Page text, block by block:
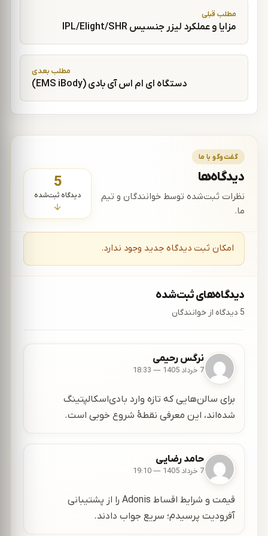
راهبری نوشته
مطلب قبلی
مزایا و عملکرد لیزر جنسیس IPL/Elight/SHR
مطلب بعدی
دستگاه ای ام اس آی بادی (EMS iBody)
گفت‌وگو با ما
دیدگاه‌ها
نظرات ثبت‌شده توسط خوانندگان و تیم
ما.
5
دیدگاه ثبت‌شده
امکان ثبت دیدگاه جدید وجود ندارد.
دیدگاه‌های ثبت‌شده
5 دیدگاه از خوانندگان
نرگس رحیمی
7 خرداد 1405 — 18:33
برای سالن‌هایی که تازه وارد بادی‌اسکالپتینگ
شده‌اند، این معرفی نقطهٔ شروع خوبی است.
حامد رضایی
7 خرداد 1405 — 19:10
قیمت و شرایط اقساط Adonis را از پشتیبانی
آفرودیت پرسیدم؛ سریع جواب دادند.